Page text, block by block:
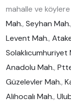
mahalle ve
Mah., Seyhan Mah.,
Levent Mah.,
Solaklıcumhuriyet
Anadolu Mah.,
Güzelevler Mah.,
Alihocalı Mah.,